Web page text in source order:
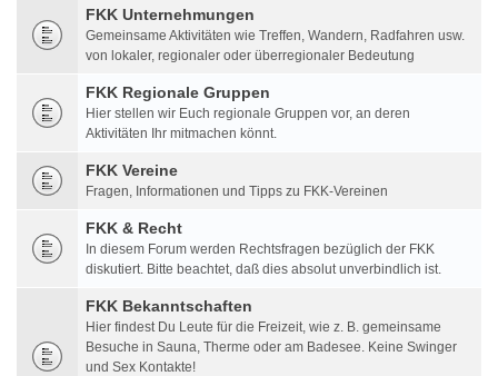
FKK Unternehmungen
Gemeinsame Aktivitäten wie Treffen, Wandern, Radfahren usw.
von lokaler, regionaler oder überregionaler Bedeutung
FKK Regionale Gruppen
Hier stellen wir Euch regionale Gruppen vor, an deren
Aktivitäten Ihr mitmachen könnt.
FKK Vereine
Fragen, Informationen und Tipps zu FKK-Vereinen
FKK & Recht
In diesem Forum werden Rechtsfragen bezüglich der FKK
diskutiert. Bitte beachtet, daß dies absolut unverbindlich ist.
FKK Bekanntschaften
Hier findest Du Leute für die Freizeit, wie z. B. gemeinsame
Besuche in Sauna, Therme oder am Badesee. Keine Swinger
und Sex Kontakte!